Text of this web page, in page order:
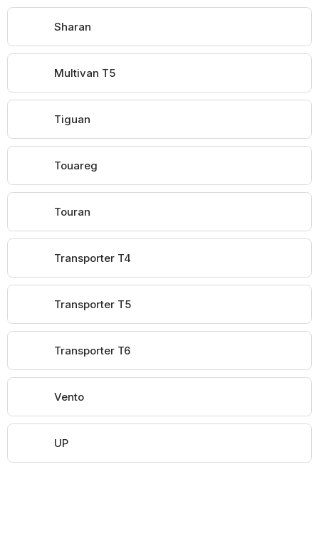
Sharan
Multivan T5
Tiguan
Touareg
Touran
Transporter T4
Transporter T5
Transporter T6
Vento
UP